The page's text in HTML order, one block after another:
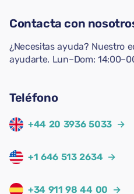
Contacta con
¿Necesitas ayuda? Nuestro
ayudarte. Lun–Dom:
Teléfono
+44 20 3936 5033 →
+1 646 513 2634 →
+34 911 98 44 00 →